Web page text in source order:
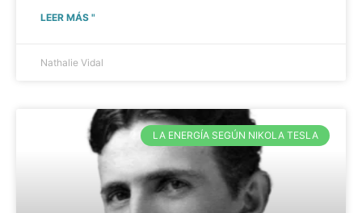
LEER MÁS "
Nathalie Vidal
LA ENERGÍA SEGÚN NIKOLA TESLA